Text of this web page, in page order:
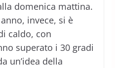
domenica mattina.
invece, si è
caldo, con
superato i 30 gradi
un’idea della